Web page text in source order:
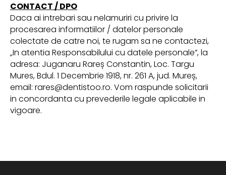
CONTACT / DPO
Daca ai intrebari sau nelamuriri cu privire la
procesarea informatiilor / datelor personale
colectate de catre noi, te rugam sa ne contactezi,
„In atentia Responsabilului cu datele personale”, la
adresa: Juganaru Rareș Constantin, Loc. Targu
Mures, Bdul. 1 Decembrie 1918, nr. 261 A, jud. Mureș,
email: rares@dentistoo.ro. Vom raspunde solicitarii
in concordanta cu prevederile legale aplicabile in
vigoare.